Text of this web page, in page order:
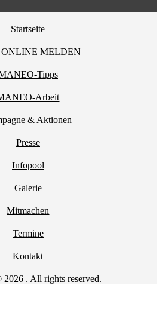
Startseite
MELDEN
Tipps
Arbeit
& Aktionen
Presse
Infopool
Galerie
Mitmachen
Termine
Kontakt
. All rights reserved.